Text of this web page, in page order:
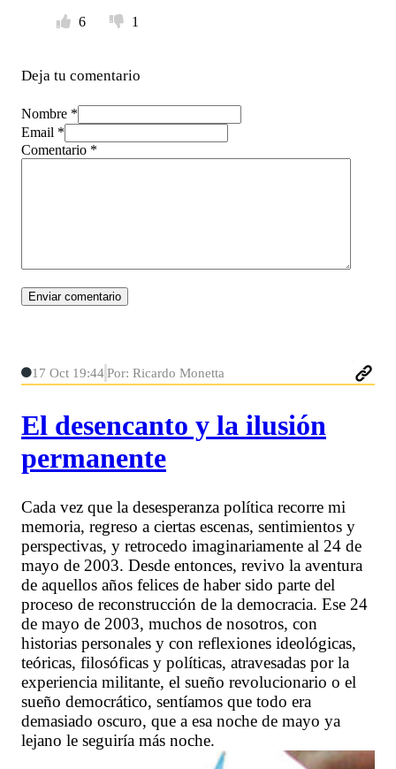
6
1
Deja tu comentario
Nombre *
Email *
Comentario *
17 Oct 19:44Por: Ricardo Monetta
El desencanto y la ilusión
permanente
Cada vez que la desesperanza política recorre mi
memoria, regreso a ciertas escenas, sentimientos y
perspectivas, y retrocedo imaginariamente al 24 de
mayo de 2003. Desde entonces, revivo la aventura
de aquellos años felices de haber sido parte del
proceso de reconstrucción de la democracia. Ese 24
de mayo de 2003, muchos de nosotros, con
historias personales y con reflexiones ideológicas,
teóricas, filosóficas y políticas, atravesadas por la
experiencia militante, el sueño revolucionario o el
sueño democrático, sentíamos que todo era
demasiado oscuro, que a esa noche de mayo ya
lejano le seguiría más noche.